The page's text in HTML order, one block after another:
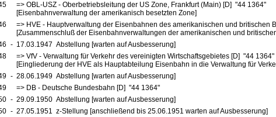
=> OBL-USZ - Oberbetriebsleitung der US Zone, Frankfurt (Main) [D] "44 1364"
[Eisenbahnverwaltung der amerikanisch besetzten Zone]
=> HVE - Hauptverwaltung der Eisenbahnen des amerikanischen und britischen
[Zusammenschluß der Eisenbahnverwaltungen der amerikanischen und
- 17.03.1947 Abstellung [warten auf Ausbesserung]
=> VfV - Verwaltung für Verkehr des vereinigten Wirtschaftsgebietes [D] "44 1364"
[Eingliederung der HVE als Hauptabteilung Eisenbahn in die Verwaltung für
- 28.06.1949 Abstellung [warten auf Ausbesserung]
=> DB - Deutsche Bundesbahn [D] "44 1364"
- 29.09.1950 Abstellung [warten auf Ausbesserung]
- 27.05.1951 z-Stellung [anschließend bis 25.06.1951 warten auf Ausbesserung]